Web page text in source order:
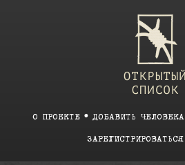
О ПРОЕКТЕ ДОБАВИТЬ ЧЕЛОВЕКА
ЗАРЕГИСТРИРОВАТЬСЯ